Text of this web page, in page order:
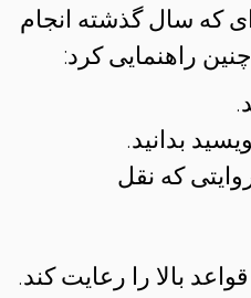
که سال گذشته انجام
راهنمایی کرد:
بدانید.
که نقل
بالا را رعایت کند.